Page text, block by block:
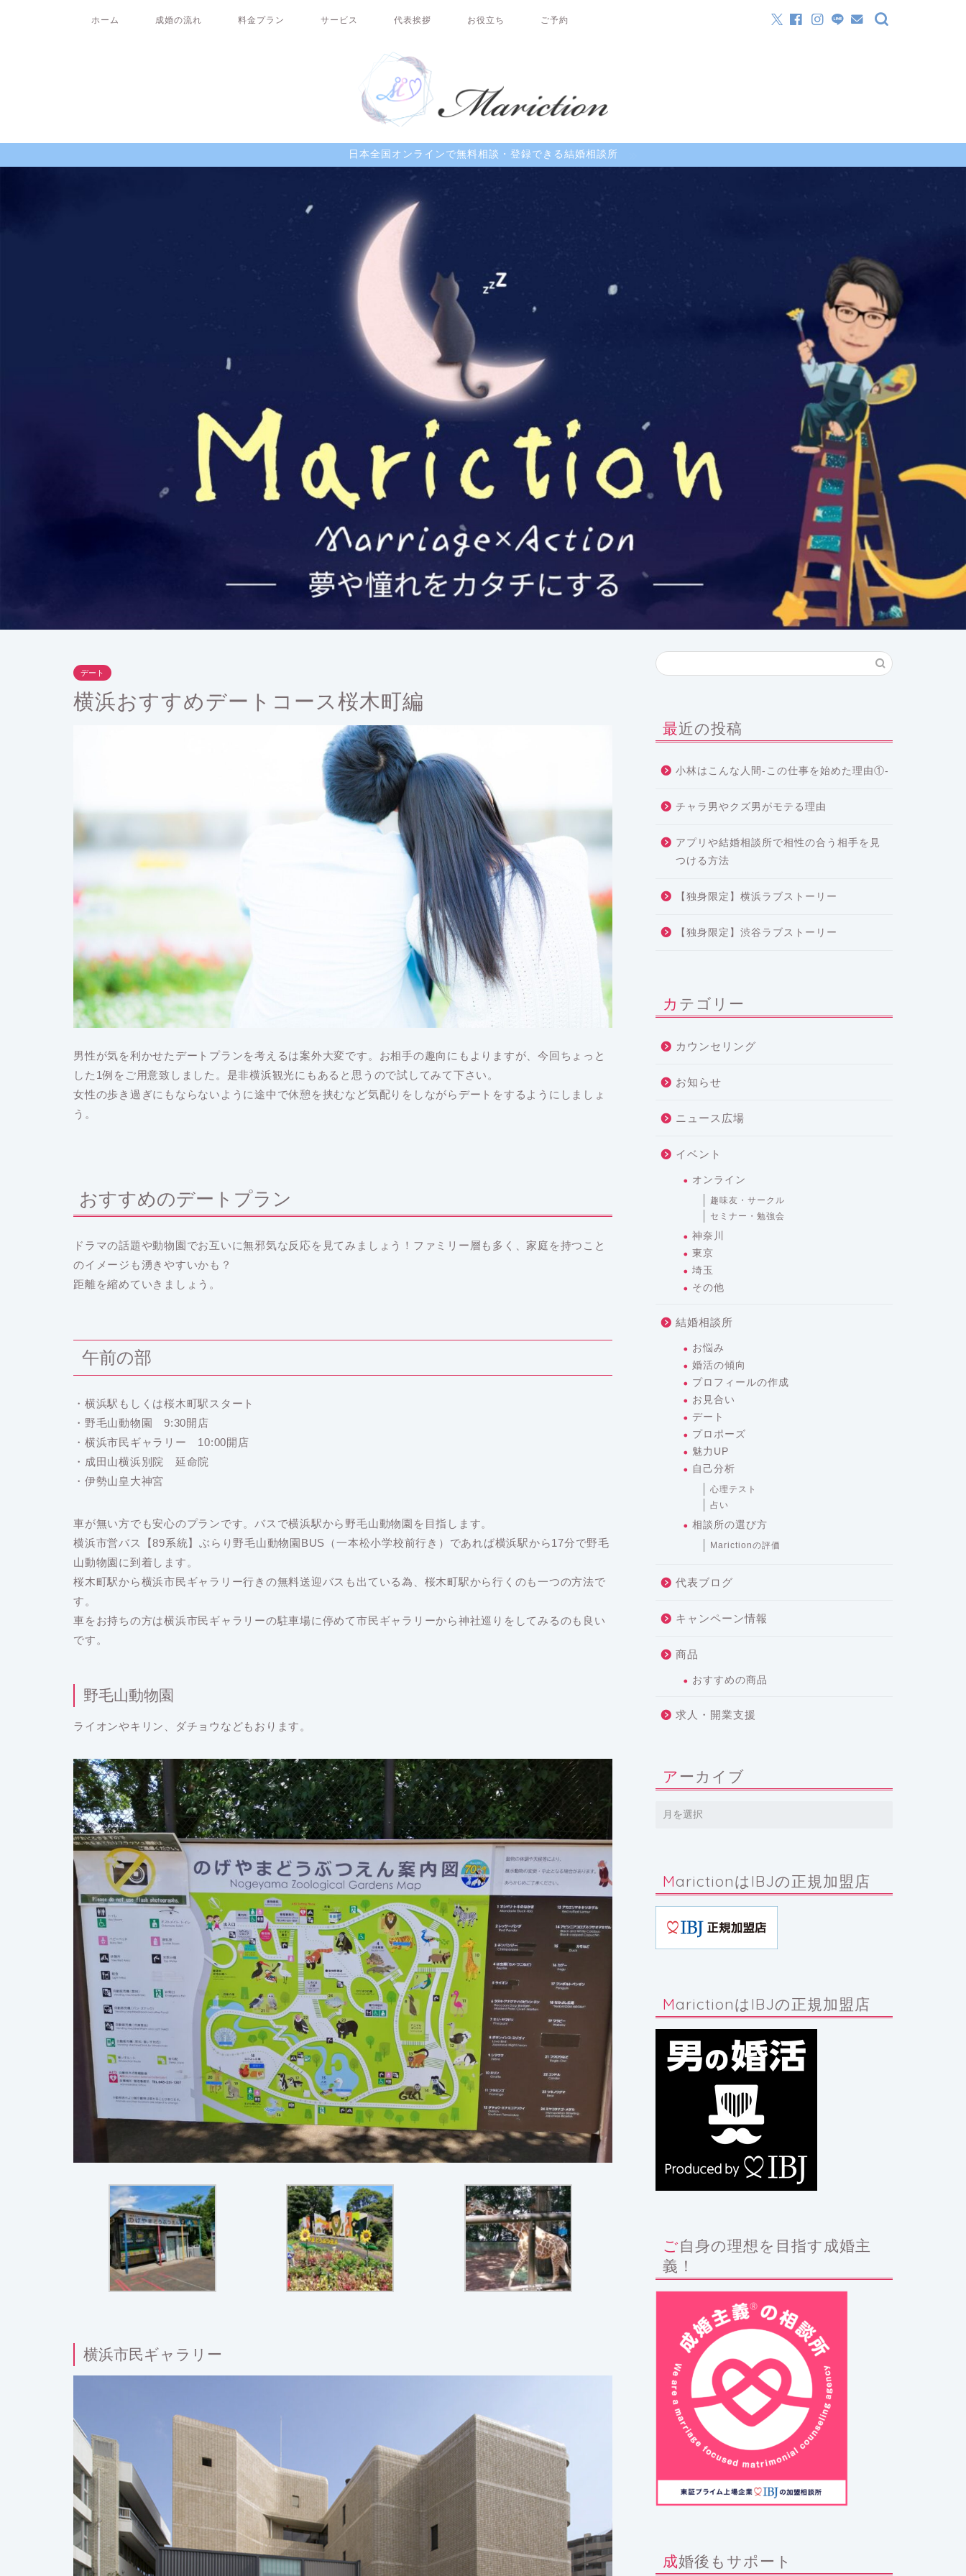
ホーム 成婚の流れ 料金プラン サービス 代表挨拶 お役立ち ご予約
日本全国オンラインで無料相談・登録できる結婚相談所
デート
横浜おすすめデートコース桜木町編
男性が気を利かせたデートプランを考えるは案外大変です。お相手の趣向にもよりますが、今回ちょっと
した1例をご用意致しました。是非横浜観光にもあると思うので試してみて下さい。
女性の歩き過ぎにもならないように途中で休憩を挟むなど気配りをしながらデートをするようにしましょ
う。
おすすめのデートプラン
ドラマの話題や動物園でお互いに無邪気な反応を見てみましょう！ファミリー層も多く、家庭を持つこと
のイメージも湧きやすいかも？
距離を縮めていきましょう。
午前の部
・横浜駅もしくは桜木町駅スタート
・野毛山動物園 9:30開店
・横浜市民ギャラリー 10:00開店
・成田山横浜別院 延命院
・伊勢山皇大神宮
車が無い方でも安心のプランです。バスで横浜駅から野毛山動物園を目指します。
横浜市営バス【89系統】ぶらり野毛山動物園BUS（一本松小学校前行き）であれば横浜駅から17分で野毛
山動物園に到着します。
桜木町駅から横浜市民ギャラリー行きの無料送迎バスも出ている為、桜木町駅から行くのも一つの方法で
す。
車をお持ちの方は横浜市民ギャラリーの駐車場に停めて市民ギャラリーから神社巡りをしてみるのも良い
です。
野毛山動物園
ライオンやキリン、ダチョウなどもおります。
横浜市民ギャラリー
最近の投稿
小林はこんな人間-この仕事を始めた理由①-
チャラ男やクズ男がモテる理由
アプリや結婚相談所で相性の合う相手を見
つける方法
【独身限定】横浜ラブストーリー
【独身限定】渋谷ラブストーリー
カテゴリー
カウンセリング
お知らせ
ニュース広場
イベント
オンライン
趣味友・サークル
セミナー・勉強会
神奈川
東京
埼玉
その他
結婚相談所
お悩み
婚活の傾向
プロフィールの作成
お見合い
デート
プロポーズ
魅力UP
自己分析
心理テスト
占い
相談所の選び方
Marictionの評価
代表ブログ
キャンペーン情報
商品
おすすめの商品
求人・開業支援
アーカイブ
MarictionはIBJの正規加盟店
MarictionはIBJの正規加盟店
ご自身の理想を目指す成婚主
義！
成婚後もサポート